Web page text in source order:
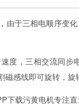
由于三相电顺序变
度，三相交流同
磁感线即可旋转，
下载污黄电机专注